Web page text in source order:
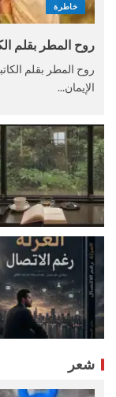
خاطرة
روح المطر بقلم
روح المطر بقلم
الإيمان...
شعر